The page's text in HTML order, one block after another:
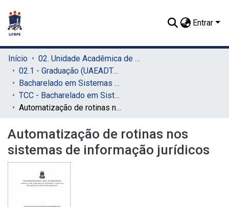
Entrar
Início
02. Unidade Acadêmica de Educação a Distância e Tecnologia (UAEADTec)
02.1 - Graduação (UAEADTec)
Bacharelado em Sistemas de Informação (UAEADTec)
TCC - Bacharelado em Sistemas da Informação (UAEADTec)
Automatização de rotinas nos sistemas de informação jurídicos
Automatização de rotinas nos
sistemas de informação jurídicos